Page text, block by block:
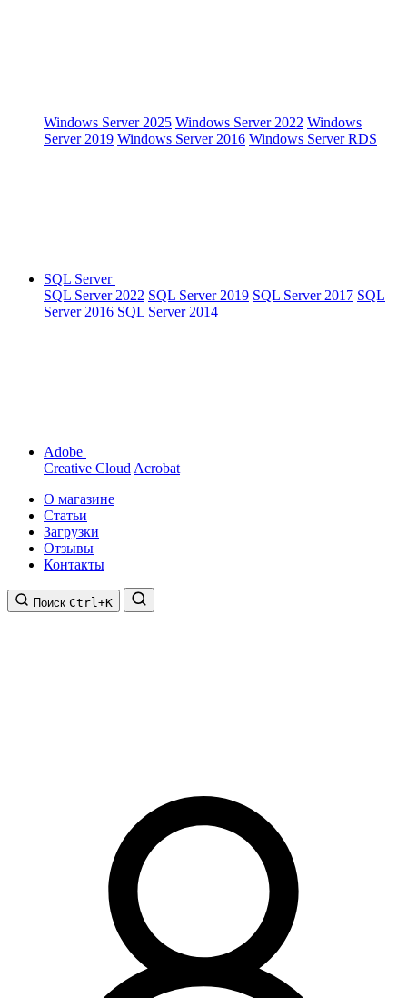
Windows Server 2025 Windows Server 2022 Windows
Server 2019 Windows Server 2016 Windows Server RDS
SQL Server
SQL Server 2022 SQL Server 2019 SQL Server 2017 SQL
Server 2016 SQL Server 2014
Adobe
Creative Cloud Acrobat
О магазине
Статьи
Загрузки
Отзывы
Контакты
Поиск Ctrl+K